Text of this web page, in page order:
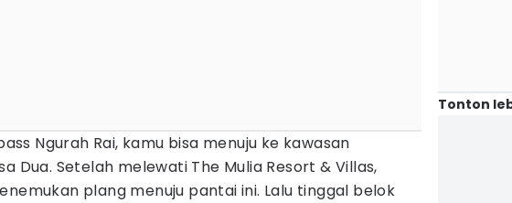
Ngurah Rai, kamu bisa menuju ke kawasan
Dua. Setelah melewati The Mulia Resort & Villas,
plang menuju pantai ini. Lalu tinggal belok
Tonton